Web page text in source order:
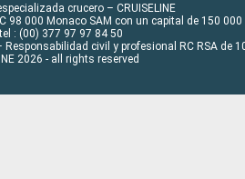
crucero – CRUISELINE
98 000 Monaco SAM con un capital de 150 000
: (00) 377 97 97 84 50
civil y profesional RC RSA de
2026 - all rights reserved